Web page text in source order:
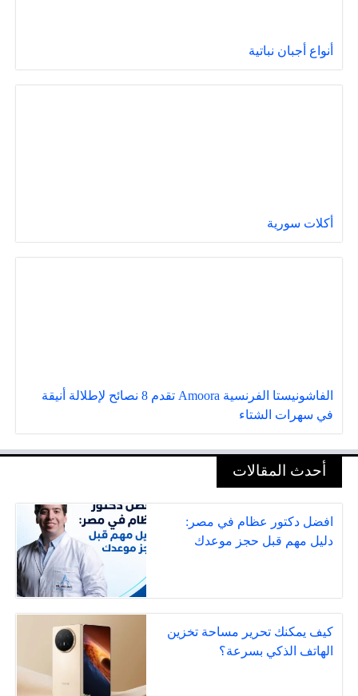
أنواع أجبان نباتية
أكلات سورية
الفاشونيستا الفرنسية Amoora تقدم 8 نصائح لإطلالة أنيقة
في سهرات الشتاء
أحدث المقالات
افضل دكتور عظام في مصر:
دليل مهم قبل حجز موعدك
كيف يمكنك تحرير مساحة تخزين
الهاتف الذكي بسرعة؟